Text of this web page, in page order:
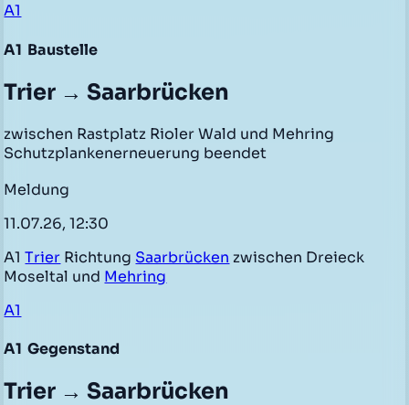
A1
A1 Baustelle
Trier → Saarbrücken
zwischen Rastplatz Rioler Wald und Mehring
Schutzplankenerneuerung beendet
Meldung
11.07.26, 12:30
A1Trier Richtung Saarbrücken zwischen Dreieck
Moseltal und Mehring
A1
A1 Gegenstand
Trier → Saarbrücken